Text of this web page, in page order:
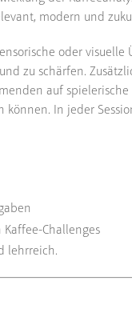
modern und
oder visuelle
zu schärfen.
auf spielerische
können. In jeder
Challenges
lehrreich.